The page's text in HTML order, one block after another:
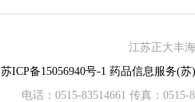
江苏正大丰
苏ICP备15056940号-1 药品信息服务(苏
电话：0515-83514661 传真：